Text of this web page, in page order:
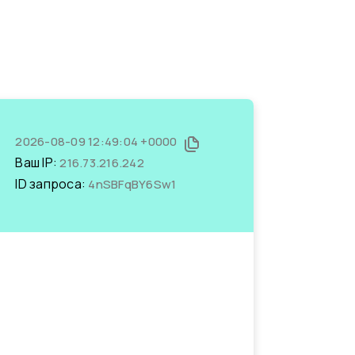
2026-08-09 12:49:04 +0000
Ваш IP:216.73.216.242
ID запроса: 4nSBFqBY6Sw1